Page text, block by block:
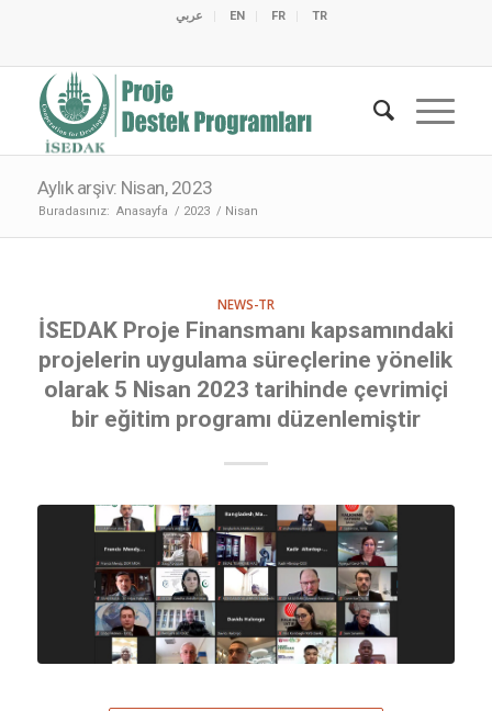
عربي EN FR TR
MC
C
COMCE
C
COMCE
C
Aylık arşiv: Nisan, 2023
Buradasınız: Anasayfa / 2023 / Nisan
NEWS-TR
İSEDAK Proje Finansmanı kapsamındaki
projelerin uygulama süreçlerine yönelik
olarak 5 Nisan 2023 tarihinde çevrimiçi
bir eğitim programı düzenlemiştir